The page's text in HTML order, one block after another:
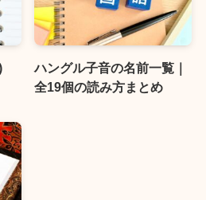
ハングル子音の名前一覧｜
全19個の読み方まとめ